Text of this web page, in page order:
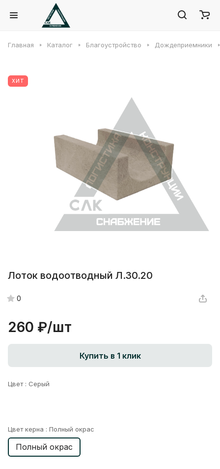
Главная Каталог Благоустройство Дождеприемники
ХИТ
Лоток водоотводный Л.30.20
0
260 ₽/шт
Купить в 1 клик
Цвет : Серый
Цвет керна : Полный окрас
Полный окрас